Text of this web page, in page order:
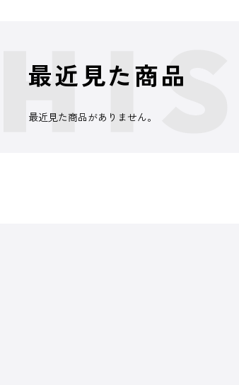
最近見た商品
最近見た商品がありません。